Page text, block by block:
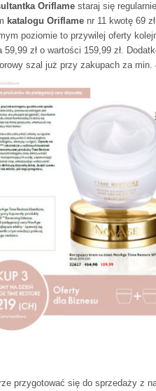
Oriflame staraj się
katalogu Oriflame nr 11 kwotę 69
poziomie to przywilej oferty
59,99 zł o wartości 159,99 zł.
szal już przy zakupach za min.
przygotować się do sprzedaży z